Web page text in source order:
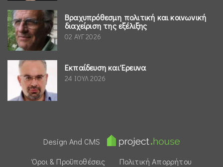
Βραχυπρόθεσμη πολιτική και κοινωνική
διαχείριση της εξέλιξης
02 ΑΥΓ 2026
Εκπαίδευση και Έρευνα
24 ΙΟΥΛ 2026
Design And CMS
Όροι & Προϋποθέσεις
Πολιτική Απορρήτου